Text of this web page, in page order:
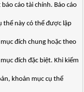
cáo tài chính. Báo cáo
thể này có thể được lập
đích chung hoặc theo
đích đặc biệt. Khi kiểm
khoản mục cụ thể